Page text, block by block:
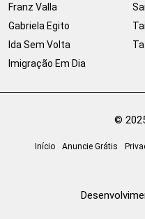
Franz Valla
Gabriela Egito
Ida Sem Volta
Imigração Em Dia
©
Início Anuncie Grátis